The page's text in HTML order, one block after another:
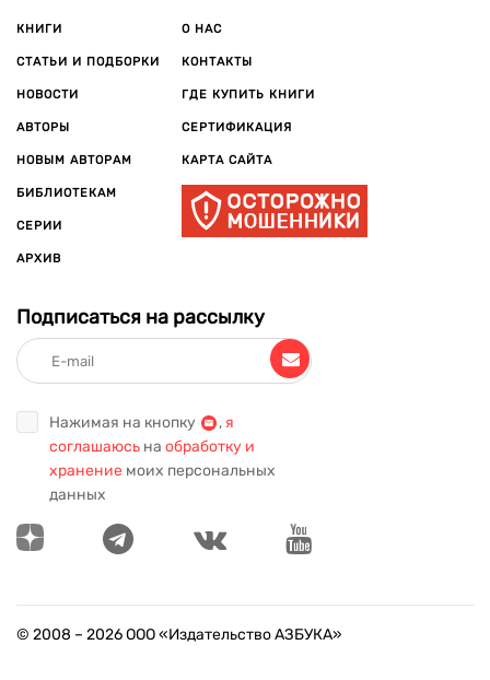
КНИГИ
СТАТЬИ И ПОДБОРКИ
НОВОСТИ
АВТОРЫ
НОВЫМ АВТОРАМ
БИБЛИОТЕКАМ
СЕРИИ
АРХИВ
О НАС
КОНТАКТЫ
ГДЕ КУПИТЬ КНИГИ
СЕРТИФИКАЦИЯ
КАРТА САЙТА
Подписаться на рассылку
Нажимая на кнопку , я
соглашаюсь на обработку и
хранение моих персональных
данных
© 2008 – 2026ООО «Издательство АЗБУКА»